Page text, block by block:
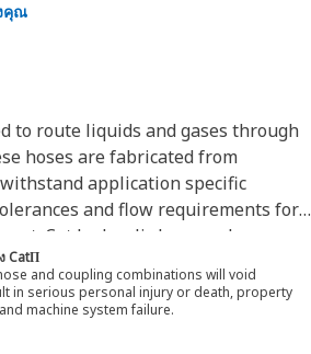
คุณ
to route liquids and gases through
hoses are fabricated from
application specific
and flow requirements for
Cat hydraulic hose and
to the most rigorous testing
Every Cat hose and coupling
a system to ensure a perfect fit
and dependability. The Cat XT
CatΠ
and coupling combinations will void
in serious personal injury or death, property
machine system failure.